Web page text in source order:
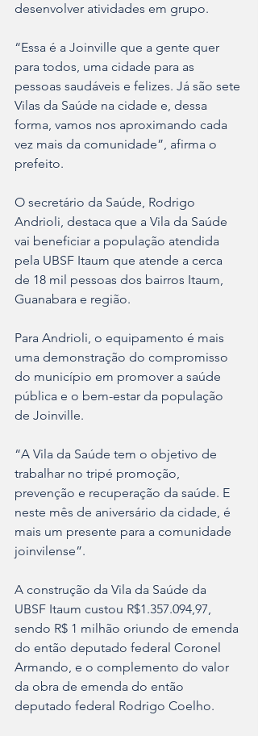
desenvolver atividades em grupo.
“Essa é a Joinville que a gente quer
para todos, uma cidade para as
pessoas saudáveis e felizes. Já são sete
Vilas da Saúde na cidade e, dessa
forma, vamos nos aproximando cada
vez mais da comunidade”, afirma o
prefeito.
O secretário da Saúde, Rodrigo
Andrioli, destaca que a Vila da Saúde
vai beneficiar a população atendida
pela UBSF Itaum que atende a cerca
de 18 mil pessoas dos bairros Itaum,
Guanabara e região.
Para Andrioli, o equipamento é mais
uma demonstração do compromisso
do município em promover a saúde
pública e o bem-estar da população
de Joinville.
“A Vila da Saúde tem o objetivo de
trabalhar no tripé promoção,
prevenção e recuperação da saúde. E
neste mês de aniversário da cidade, é
mais um presente para a comunidade
joinvilense”.
A construção da Vila da Saúde da
UBSF Itaum custou R$1.357.094,97,
sendo R$ 1 milhão oriundo de emenda
do então deputado federal Coronel
Armando, e o complemento do valor
da obra de emenda do então
deputado federal Rodrigo Coelho.